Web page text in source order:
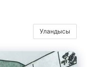
Уландысы